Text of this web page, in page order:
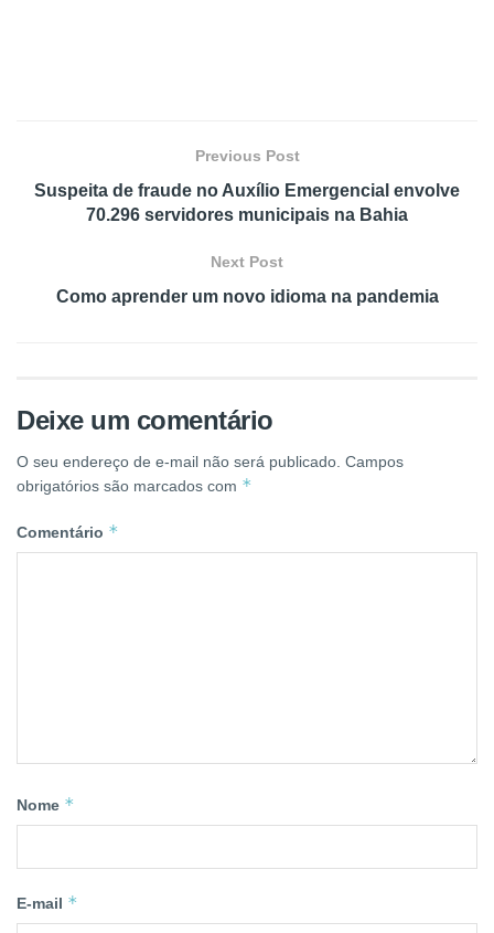
Previous Post
Suspeita de fraude no Auxílio Emergencial envolve
70.296 servidores municipais na Bahia
Next Post
Como aprender um novo idioma na pandemia
Deixe um comentário
O seu endereço de e-mail não será publicado. Campos
obrigatórios são marcados com *
Comentário *
Nome *
E-mail *